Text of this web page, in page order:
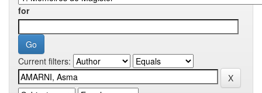
for
Current filters: